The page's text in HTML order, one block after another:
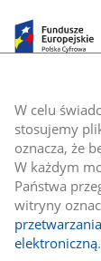
W celu
stosujemy
oznacza, że
W każdym
Państwa
witryny
elektroniczną.